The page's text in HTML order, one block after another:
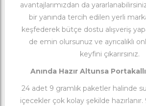
avantajlarımızdan da
bir yanında tercih edilen yerli
keşfederek bütçe dostu alışveriş
de emin olursunuz ve ayrıcalıklı
keyfini çıkarırsınız.
Anında Hazır Altunsa
24 adet 9 gramlık paketler halinde
içecekler çok kolay şekilde